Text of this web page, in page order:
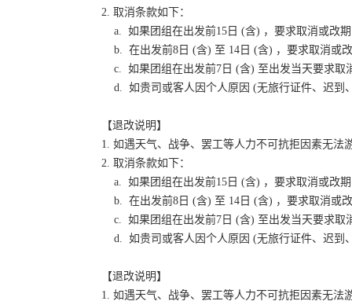
2. 取消条款如下：
a. 如果团组在出发前15日 (含) ，要求取消或改
b. 在出发前8日 (含) 至 14日 (含) ，要求取消或
c. 如果团组在出发前7日 (含) 至出发当天要求取
d. 如贵司或客人因个人原因 (无旅行证件、迟到
【退改说明】
1. 如遇天气、战争、罢工等人力不可抗拒因素无
2. 取消条款如下：
a. 如果团组在出发前15日 (含) ，要求取消或改
b. 在出发前8日 (含) 至 14日 (含) ，要求取消或
c. 如果团组在出发前7日 (含) 至出发当天要求取
d. 如贵司或客人因个人原因 (无旅行证件、迟到
【退改说明】
1. 如遇天气、战争、罢工等人力不可抗拒因素无